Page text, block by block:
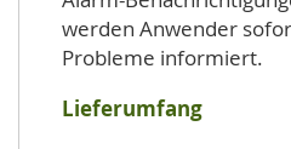
werden Anwender
Probleme informiert.
Lieferumfang